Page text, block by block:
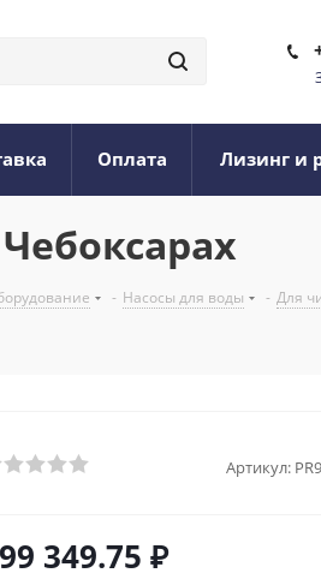
Оплата Лизинг и
- Насосы для воды - Для
Артикул:
349.75 ₽